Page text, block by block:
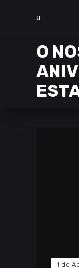
O
1 de